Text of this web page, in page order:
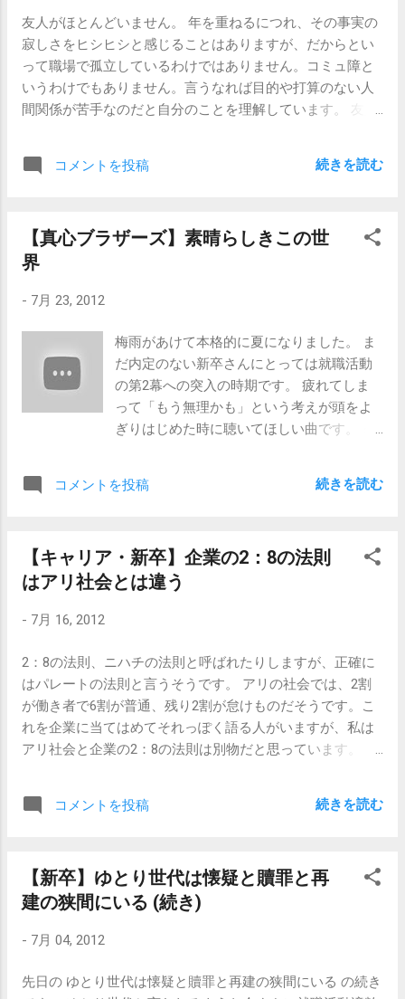
入社まで3ヶ月はかかりそう、となった場合、どの時点で
「ちょっと状況が変わりまして」と言われないとも限りま
せん。 さすがに内定が決まった後に「やっぱりやめとく」
とは言われることはそうありませんが、最終面接まで期間
があいているうちに他の候補者の面接を行って、さらにそ
の翌週からその方が働くことになったので、 申し訳ありま
る可能性は大いにあるわけです。 面...
情だと思います。 特に面接の冒頭時点では。 面接の終盤に
差し掛かって、「よーし、この人絶対採用するぞー」と気
合いが入って来たら、「何かご不明な点があればご質問く
ださい。後日、気になることが出て来たら、私、人事の○○
宛にご連絡頂いても構いませんので」とアピールすること
がつかない冒頭の状態では、自分の名前をプッシュするこ
とはほとんどありません。 面接での採用率にもよるでしょ
恨みを買う率の方が圧倒的に高いからです。 特にそのこと
を意識しているわけではありませんが、なんとなく自己紹
いるのを見ると、「メモした...な...」となんとなく思うので
す。 だから、面接の場で面接官の名前を覚えていなくて
も、何ら失礼にはあたりません。 いや本当に。 【関連記
事】 【面接官の心得】窓のない部屋で面接してはいけない
【面接官の心得】マスクしないと出歩けない
友人がほとんどいません。 年を重ねるにつれ、その事実の
寂しさをヒシヒシと感じることはありますが、だからとい
って職場で孤立しているわけではありません。コミュ障と
いうわけでもありません。言うなれば目的や打算のない人
間関係が苦手なのだと自分のことを理解しています。 友人
いうことは、かなり奇跡的なことですし、さらに1対1です
にシンプルです。新卒で入社したてだとしたら、誰よりも
自分が下の立場であることが明確なので、そのことを理解
るさい上司や迷惑な先輩など、いけすかない相手がいたと
なのか、答えが明確なのです。 あとは、せっせと仕事をす
るだけです。多少人付き合いが苦手だとしても、黙々と仕
事をして、それなりに成果をあげさえすれば、そのことに
ついて文句を言われることはほとんどありません。からか
われることはあるかもしれませんが。 こんな風に、 人間関
から仕事に追われる生活へと移行することは、ある種苦難
る」ということをお伝えしておきたいと思います。 【関連
記事】 【新卒・キャリア】対人コミュニケーション能力っ
良くしなきゃプレッシャー」について思う事 【心の問題】
メンタルが弱いって、別に悪いことじゃないと思うこと
コメントを投稿 続きを読む
【真心ブラザーズ】素晴らしきこの世
界
- 7月 23, 2012
梅雨があけて本格的に夏になりました。 ま
だ内定のない新卒さんにとっては就職活動
の第2幕への突入の時期です。 疲れてしま
って「もう無理かも」という考えが頭をよ
ぎりはじめた時に聴いてほしい曲です。 ※
い。 ーーーーーーーーーーーーー 夜道を一
たってる暖かいうち 素晴らしきこの世界 電
車の窓から夕焼け小焼け よぼよぼばあさ
って 無口になったりまたしゃべりだす 僕
はどうせならネコになりたいよ くだらな
いことから逃げて寝ていたい 素晴らしきこ
の世界 まん丸地球をこの目でみたい 一度
でいいから本当にみたい 宇宙の果てってど
らしきこの世界 海からお日様はじき出さ
ない仕返し 正義のアメリカ ミサイルを
ぶちこむ 飢えた子供の目つきは鋭く 偽善
んな風景うしろへふっとぶ さてと僕は何を
しようか 少なくとも校舎の窓は割らない
コメントを投稿 続きを読む
【キャリア・新卒】企業の2：8の法則
はアリ社会とは違う
- 7月 16, 2012
2：8の法則、ニハチの法則と呼ばれたりしますが、正確に
はパレートの法則と言うそうです。 アリの社会では、2割
が働き者で6割が普通、残り2割が怠けものだそうです。こ
れを企業に当てはめてそれっぽく語る人がいますが、私は
アリ社会と企業の2：8の法則は別物だと思っています。 と
というのはよくある話です。 上位2割の仕事に携わってい
れません。一方で残り8割の人々は何をしているかという
と、人事のような管理部も含め、花形以外の地味な部署で
は、 この20％を存続・維持させるために残り80％が働いて
た状況にいる人々が華々しい成果をあげられるように残り
コメントを投稿 続きを読む
【新卒】ゆとり世代は懐疑と贖罪と再
建の狭間にいる (続き)
- 7月 04, 2012
先日の ゆとり世代は懐疑と贖罪と再建の狭間にいる の続き